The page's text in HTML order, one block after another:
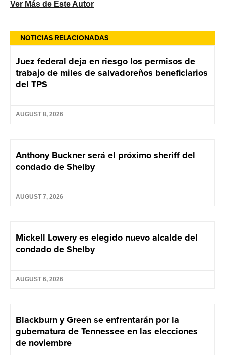
NOTICIAS RELACIONADAS
Juez federal deja en riesgo los permisos de
trabajo de miles de salvadoreños beneficiarios
del TPS
AUGUST 8, 2026
Anthony Buckner será el próximo sheriff del
condado de Shelby
AUGUST 7, 2026
Mickell Lowery es elegido nuevo alcalde del
condado de Shelby
AUGUST 6, 2026
Blackburn y Green se enfrentarán por la
gubernatura de Tennessee en las elecciones
de noviembre
Ver Más de Este Autor